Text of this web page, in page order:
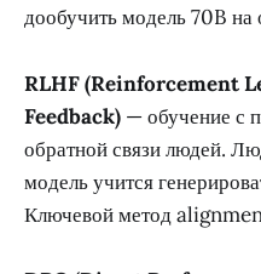
дообучить модель 70B
RLHF (Reinforcement
Feedback) — обучение с
обратной связи людей.
модель учится
Ключевой метод